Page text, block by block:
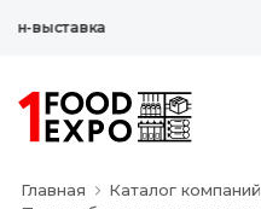
выставка
Главная
Каталог компаний